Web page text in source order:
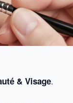
& Visage.